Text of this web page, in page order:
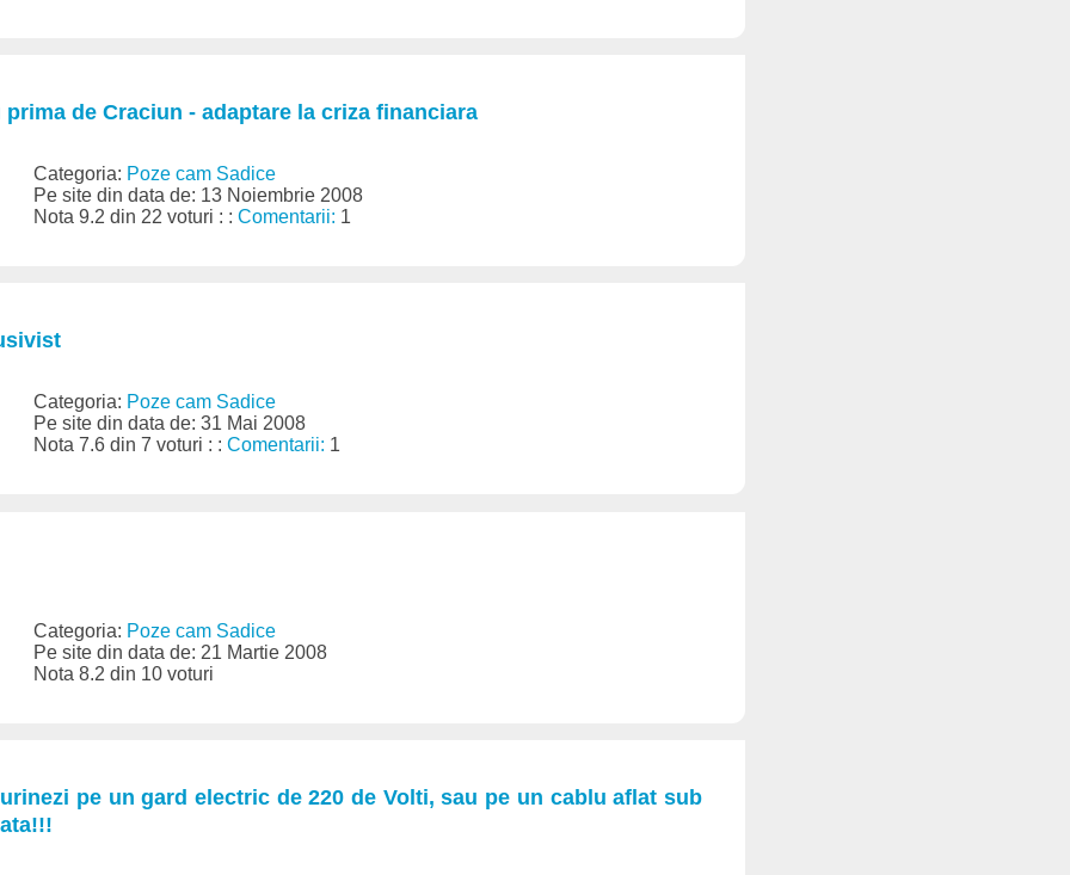
de Craciun - adaptare la criza financiara
Categoria: Poze cam Sadice
Pe site din data de: 13 Noiembrie 2008
Nota 9.2 din 22 voturi : :Comentarii: 1
Categoria: Poze cam Sadice
Pe site din data de: 31 Mai 2008
Nota 7.6 din 7 voturi : :Comentarii: 1
Categoria: Poze cam Sadice
Pe site din data de: 21 Martie 2008
Nota 8.2 din 10 voturi
pe un gard electric de 220 de Volti, sau pe un cablu aflat sub